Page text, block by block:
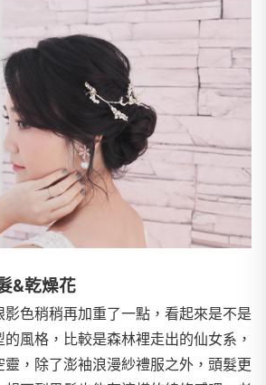
&乾燥花
色稍稍再加重了一點，看起來是不是
風格，比較是森林裡走出的仙女系，
，除了澎袖浪漫紗禮服之外，頭髮更